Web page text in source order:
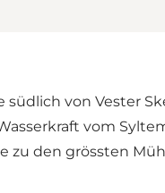
südlich von Vester
vom
zu den grössten